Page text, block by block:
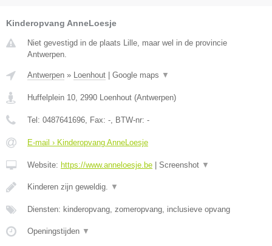
Kinderopvang AnneLoesje
Niet gevestigd in de plaats Lille, maar wel in de provincie
Antwerpen.
Antwerpen » Loenhout Google maps ▼
Huffelplein 10, 2990 Loenhout (Antwerpen)
Tel: 0487641696, Fax: -, BTW-nr: -
E-mail › Kinderopvang AnneLoesje
Website: https://www.anneloesje.be Screenshot ▼
Kinderen zijn geweldig. ▼
Diensten: kinderopvang, zomeropvang, inclusieve opvang
Openingstijden ▼